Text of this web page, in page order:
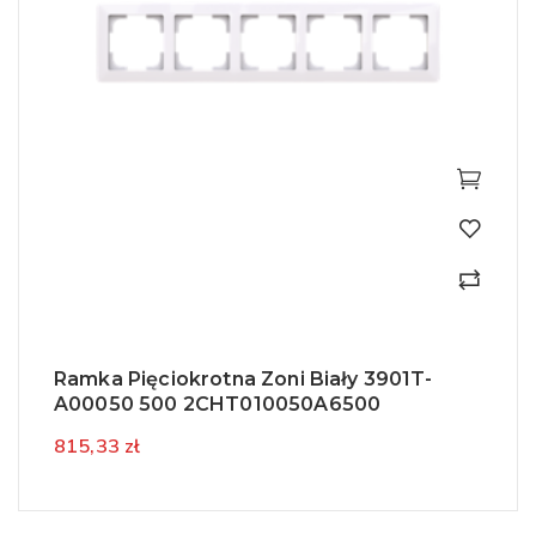
Ramka Pięciokrotna Zoni Biały 3901T-
A00050 500 2CHT010050A6500
815,33 zł